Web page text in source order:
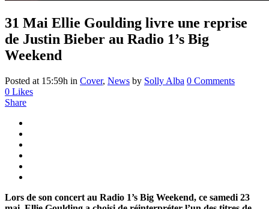
31 Mai Ellie Goulding livre une reprise
de Justin Bieber au Radio 1’s Big
Weekend
Posted at 15:59h in Cover, News by Solly Alba 0 Comments
0 Likes
Share
Lors de son concert au Radio 1’s Big Weekend, ce samedi 23